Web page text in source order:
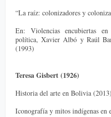
“La raíz: colonizadores y
En: Violencias encubiertas
política, Xavier Albó y Raúl
(1993)
Teresa Gisbert (1926)
Historia del arte en Bolivia
Iconografía y mitos indígenas en